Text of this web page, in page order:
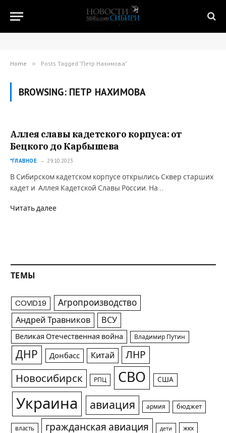
Home » Posts Tagged "Петр Нахимова"
BROWSING: ПЕТР НАХИМОВА
Аллея славы кадетского корпуса: от
Бецкого до Карбышева
*ГЛАВНОЕ 29.10.2023
В Сибирском кадетском корпусе открылись Сквер старших
кадет и Аллея Кадетской Славы России. На…
Читать далее
ТЕМЫ
COVID19 Агропроизводство
Андрей Травников ВСУ
Великая Отечественная война Владимир Путин
ДНР Донбасс Китай ЛНР
Новосибирск РПЦ СВО США
Украина авиация армия бюджет
власть гражданская авиация дети жкх